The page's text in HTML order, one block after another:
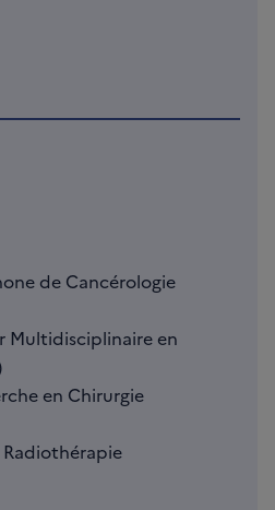
de Cancérologie
Multidisciplinaire en
en Chirurgie
Radiothérapie